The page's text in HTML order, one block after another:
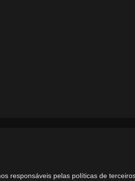
responsáveis pelas políticas de